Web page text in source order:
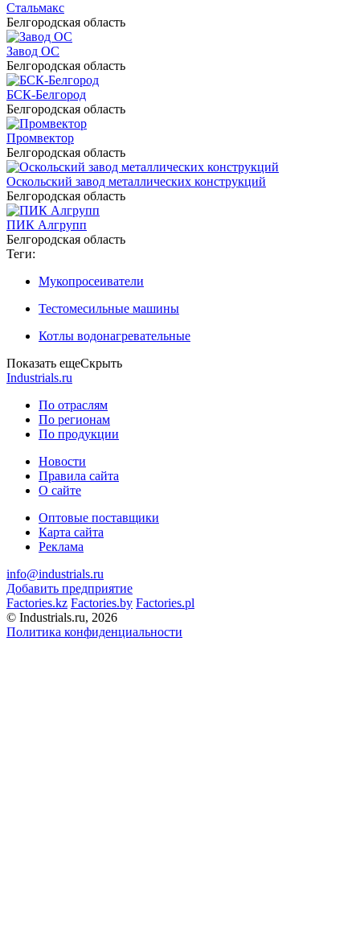
Стальмакс
Белгородская область
Завод ОС
Белгородская область
БСК-Белгород
Белгородская область
Промвектор
Белгородская область
Оскольский завод металлических конструкций
Белгородская область
ПИК Алгрупп
Белгородская область
Теги:
Мукопросеиватели
Тестомесильные машины
Котлы водонагревательные
Показать ещеСкрыть
Industrials.ru
По отраслям
По регионам
По продукции
Новости
Правила сайта
О сайте
Оптовые поставщики
Карта сайта
Реклама
info@industrials.ru
Добавить предприятие
Factories.kz Factories.by Factories.pl
© Industrials.ru, 2026
Политика конфиденциальности